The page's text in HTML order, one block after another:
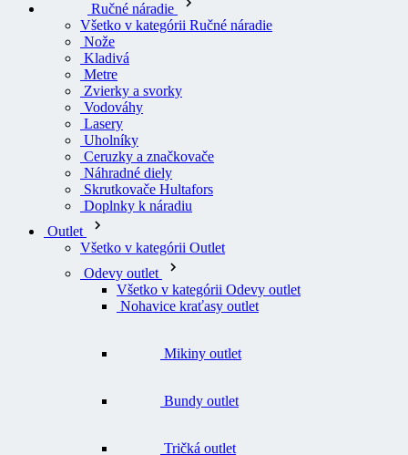
Ručné náradie
Všetko v kategórii Ručné náradie
Nože
Kladivá
Metre
Zvierky a svorky
Vodováhy
Lasery
Uholníky
Ceruzky a značkovače
Náhradné diely
Skrutkovače Hultafors
Doplnky k náradiu
Outlet
Všetko v kategórii Outlet
Odevy outlet
Všetko v kategórii Odevy outlet
Nohavice kraťasy outlet